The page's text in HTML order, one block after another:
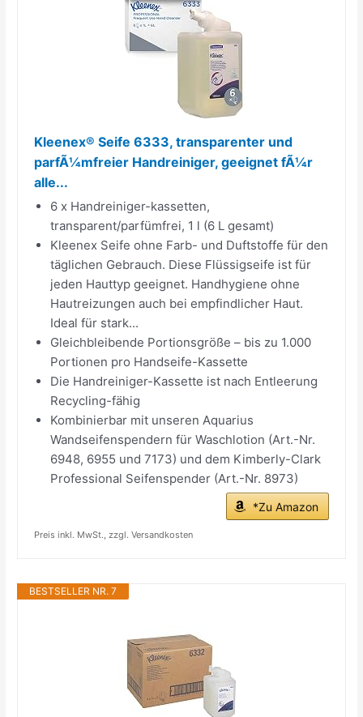
Kleenex® Seife 6333, transparenter und
parfÃ1⁄4mfreier Handreiniger, geeignet fÃ1⁄4r
alle...
6 x Handreiniger-kassetten,
transparent/parfümfrei, 1 l (6 L gesamt)
Kleenex Seife ohne Farb- und Duftstoffe für den
täglichen Gebrauch. Diese Flüssigseife ist für
jeden Hauttyp geeignet. Handhygiene ohne
Hautreizungen auch bei empfindlicher Haut.
Ideal für stark...
Gleichbleibende Portionsgröße – bis zu 1.000
Portionen pro Handseife-Kassette
Die Handreiniger-Kassette ist nach Entleerung
Recycling-fähig
Kombinierbar mit unseren Aquarius
Wandseifenspendern für Waschlotion (Art.-Nr.
6948, 6955 und 7173) und dem Kimberly-Clark
Professional Seifenspender (Art.-Nr. 8973)
*Zu Amazon
Preis inkl. MwSt., zzgl. Versandkosten
BESTSELLER NR. 7